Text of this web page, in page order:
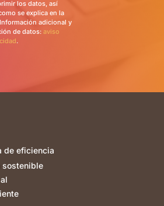
los datos, así
se explica en la
adicional y
de datos: aviso
.
de eficiencia
sostenible